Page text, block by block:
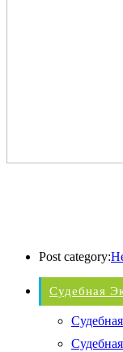
Post category:
Судебная